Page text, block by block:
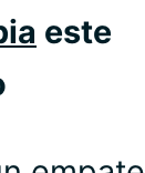
este